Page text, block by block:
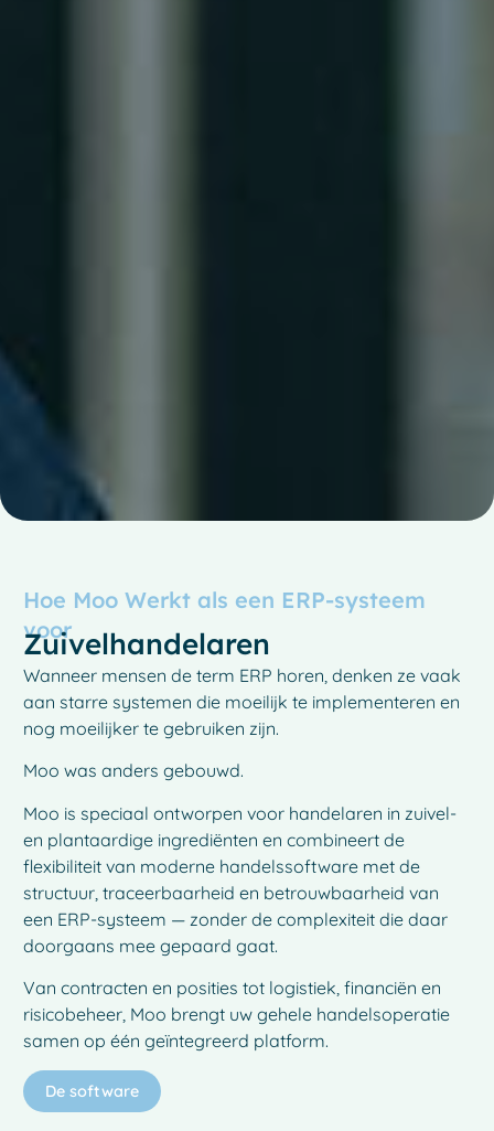
Hoe Moo Werkt als een ERP-systeem
voor
Zuivelhandelaren
Wanneer mensen de term ERP horen, denken ze vaak
aan starre systemen die moeilijk te implementeren en
nog moeilijker te gebruiken zijn.
Moo was anders gebouwd.
Moo is speciaal ontworpen voor handelaren in zuivel-
en plantaardige ingrediënten en combineert de
flexibiliteit van moderne handelssoftware met de
structuur, traceerbaarheid en betrouwbaarheid van
een ERP-systeem — zonder de complexiteit die daar
doorgaans mee gepaard gaat.
Van contracten en posities tot logistiek, financiën en
risicobeheer, Moo brengt uw gehele handelsoperatie
samen op één geïntegreerd platform.
De software